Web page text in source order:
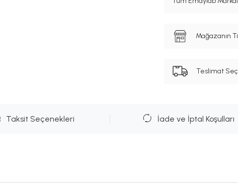
Mağazanın
Teslimat
Taksit Seçenekleri İade ve İptal Koşulları